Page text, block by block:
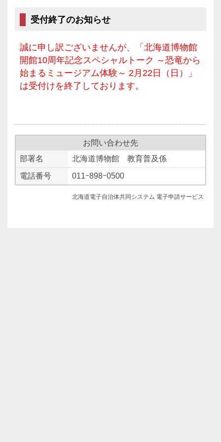
受付終了のお知らせ
誠に申し訳ございませんが、「北海道博物館
開館10周年記念スペシャルトーク ～恐竜から
始まるミュージアム体験～ 2月22日（日）」
は受付けを終了しております。
お問い合わせ先
部署名
北海道博物館 教育普及係
電話番号 011ｰ898ｰ0500
北海道電子自治体共同システム 電子申請サービス